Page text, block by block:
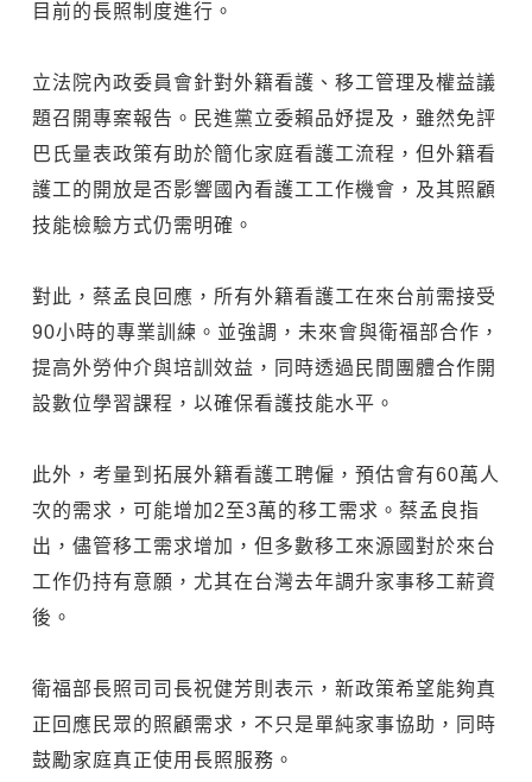
目前的長照制度進行。
立法院內政委員會針對外籍看護、移工管理及權益議
題召開專案報告。民進黨立委賴品妤提及，雖然免評
巴氏量表政策有助於簡化家庭看護工流程，但外籍看
護工的開放是否影響國內看護工工作機會，及其照顧
技能檢驗方式仍需明確。
對此，蔡孟良回應，所有外籍看護工在來台前需接受
90小時的專業訓練。並強調，未來會與衛福部合作，
提高外勞仲介與培訓效益，同時透過民間團體合作開
設數位學習課程，以確保看護技能水平。
此外，考量到拓展外籍看護工聘僱，預估會有60萬人
次的需求，可能增加2至3萬的移工需求。蔡孟良指
出，儘管移工需求增加，但多數移工來源國對於來台
工作仍持有意願，尤其在台灣去年調升家事移工薪資
後。
衛福部長照司司長祝健芳則表示，新政策希望能夠真
正回應民眾的照顧需求，不只是單純家事協助，同時
鼓勵家庭真正使用長照服務。